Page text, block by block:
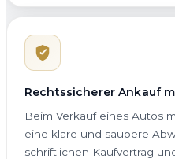
Rechtssicherer Ankauf
Beim Verkauf eines Autos
eine klare und saubere
schriftlichen Kaufvertrag